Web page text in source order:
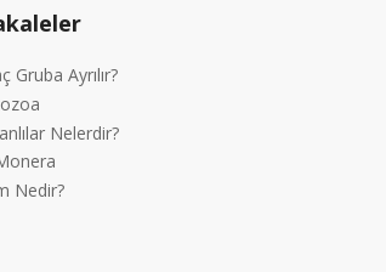
Gruba Ayrılır?
Nelerdir?
Nedir?